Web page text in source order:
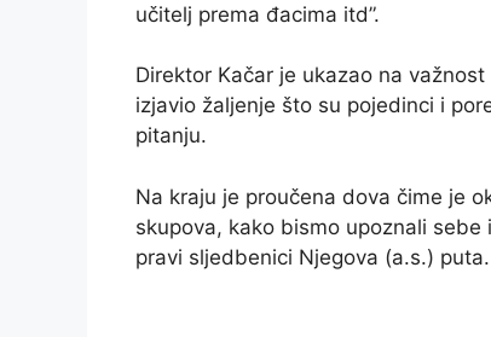
učitelj prema đacima itd”.
Direktor Kačar je ukazao na
izjavio žaljenje što su pojedinci i
pitanju.
Na kraju je proučena dova čime je
skupova, kako bismo upoznali
pravi sljedbenici Njegova (a.s.)